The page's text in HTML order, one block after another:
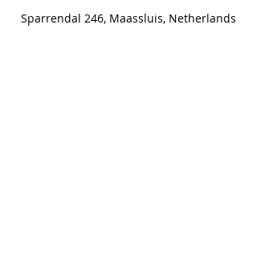
Sparrendal 246, Maassluis, Netherlands